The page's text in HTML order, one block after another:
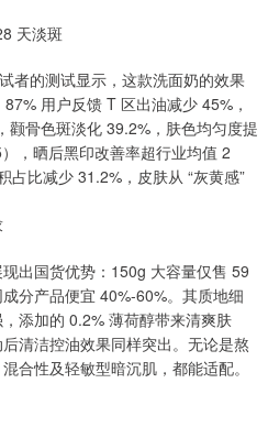
天淡斑
者的测试显示，这款洗面奶的效果
用户反馈 T 区出油减少 45%，
颧骨色斑淡化 39.2%，肤色均匀度提
，晒后黑印改善率超行业均值 2
占比减少 31.2%，皮肤从 “灰黄感”
出国货优势：150g 大容量仅售 59
分产品便宜 40%-60%。其质地细
添加的 0.2% 薄荷醇带来清爽肤
清洁控油效果同样突出。无论是熬
合性及轻敏型暗沉肌，都能适配。